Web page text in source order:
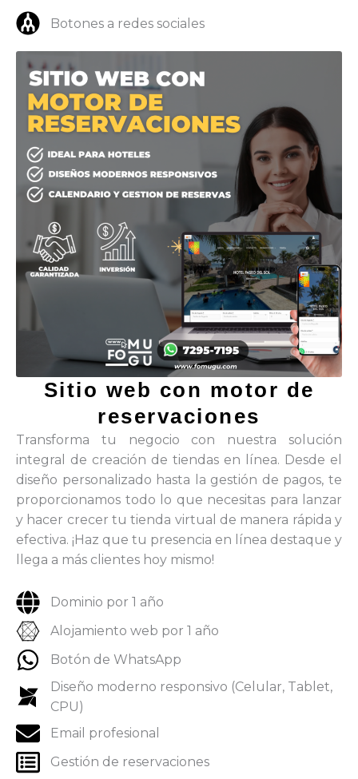
Botones a redes sociales
Sitio web con motor de
reservaciones
Transforma tu negocio con nuestra solución
integral de creación de tiendas en línea. Desde el
diseño personalizado hasta la gestión de pagos, te
proporcionamos todo lo que necesitas para lanzar
y hacer crecer tu tienda virtual de manera rápida y
efectiva. ¡Haz que tu presencia en línea destaque y
llega a más clientes hoy mismo!
Dominio por 1 año
Alojamiento web por 1 año
Botón de WhatsApp
Diseño moderno responsivo (Celular, Tablet,
CPU)
Email profesional
Gestión de reservaciones